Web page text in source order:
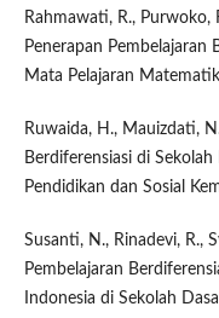
Rahmawati, R., Purwoko,
Penerapan Pembelajaran
Mata Pelajaran
Ruwaida, H., Mauizdati,
Berdiferensiasi di
Pendidikan dan Sosial
Susanti, N., Rinadevi, R.,
Pembelajaran
Indonesia di Sekolah